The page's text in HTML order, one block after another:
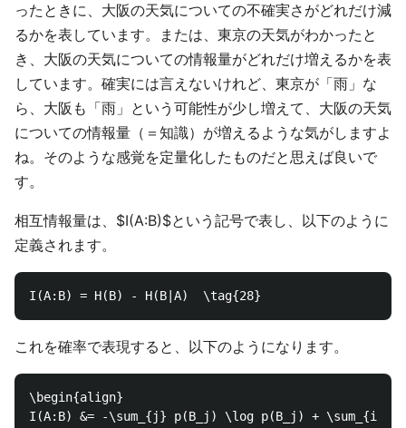
ったときに、大阪の天気についての不確実さがどれだけ減
るかを表しています。または、東京の天気がわかったと
き、大阪の天気についての情報量がどれだけ増えるかを表
しています。確実には言えないけれど、東京が「雨」な
ら、大阪も「雨」という可能性が少し増えて、大阪の天気
についての情報量（＝知識）が増えるような気がしますよ
ね。そのような感覚を定量化したものだと思えば良いで
す。
相互情報量は、$I(A:B)$という記号で表し、以下のように
定義されます。
これを確率で表現すると、以下のようになります。
\begin{align}
I(A:B) &= -\sum_{j} p(B_j) \log p(B_j) +